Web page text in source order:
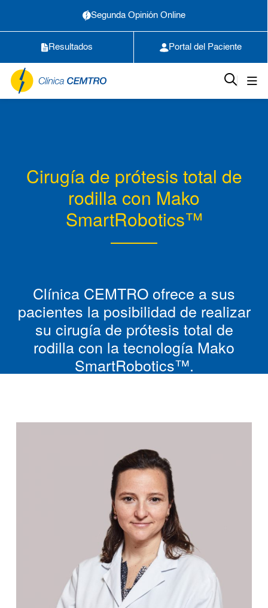
Segunda Opinión Online
Resultados Portal del Paciente
Cirugía de prótesis total de
rodilla con Mako
SmartRobotics™
Clínica CEMTRO ofrece a sus
pacientes la posibilidad de realizar
su cirugía de prótesis total de
rodilla con la tecnología Mako
SmartRobotics™.